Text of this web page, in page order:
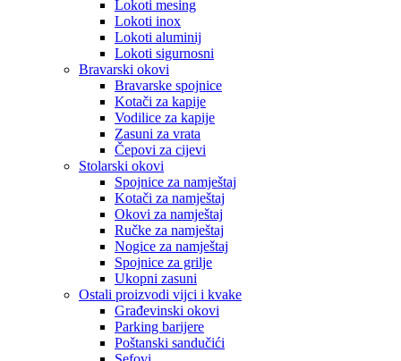
Lokoti mesing
Lokoti inox
Lokoti aluminij
Lokoti sigurnosni
Bravarski okovi
Bravarske spojnice
Kotači za kapije
Vodilice za kapije
Zasuni za vrata
Čepovi za cijevi
Stolarski okovi
Spojnice za namještaj
Kotači za namještaj
Okovi za namještaj
Ručke za namještaj
Nogice za namještaj
Spojnice za grilje
Ukopni zasuni
Ostali proizvodi vijci i kvake
Građevinski okovi
Parking barijere
Poštanski sandučići